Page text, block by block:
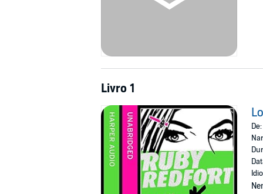
Livro 1
De: